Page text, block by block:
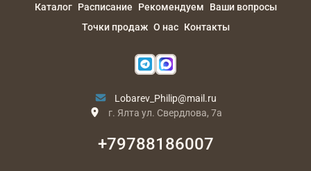
Каталог Расписание Рекомендуем
Ваши вопросы
Точки продаж О нас Контакты
Lobarev_Philip@mail.ru
г. Ялта ул. Свердлова, 7а
+79788186007